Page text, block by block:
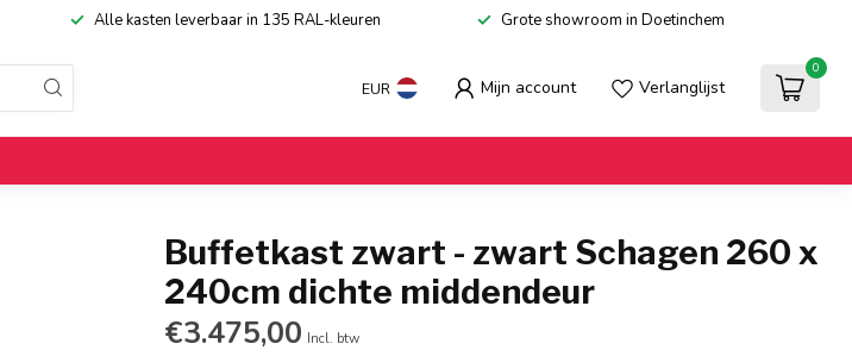
Alle kasten leverbaar in 135 RAL-kleuren Grote showroom in Doetinchem
EUR Mijn account Verlanglijst
0
Buffetkast zwart - zwart Schagen 260 x
240cm dichte middendeur
€3.475,00 Incl. btw